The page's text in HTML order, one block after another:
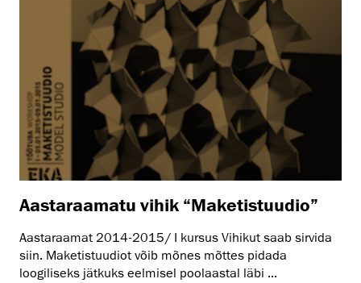
Aastaraamatu vihik “Maketistuudio”
Aastaraamat 2014-2015/ I kursus Vihikut saab sirvida
siin. Maketistuudiot võib mõnes mõttes pidada
loogiliseks jätkuks eelmisel poolaastal läbi ...